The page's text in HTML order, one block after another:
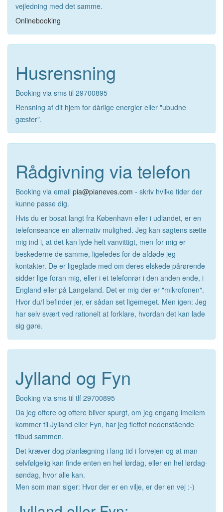
vejledning med det samme.
Onlinebooking
Husrensning
Booking via sms til 29700895
Rensning af dit hjem for dårlige energier eller "ubudne
gæster".
Rådgivning via telefon
Booking via email pia@pianeves.com - skriv hvilke tider der
kunne passe dig.
Hvis du er bosat langt fra København eller i udlandet, er en
telefonseance en alternativ mulighed. Jeg kan sagtens sætte
mig ind i, at det kan lyde helt vanvittigt, men for mig er
beskederne de samme, ligeledes for de afdøde jeg
kontakter. De er ligeglade med om deres elskede pårørende
sidder lige foran mig, eller i et telefonrør i den anden ende, i
England eller på Langeland. Det er mig der er "mikrofonen".
Hvor du/I befinder jer, er sådan set ligemeget. Men igen: Jeg
har selv svært ved rationelt at forklare, hvordan det kan lade
sig gøre.
Jylland og Fyn
Booking via sms til tlf 29700895
Da jeg oftere og oftere bliver spurgt, om jeg engang imellem
kommer til Jylland eller Fyn, har jeg flettet nedenstående
tilbud sammen.
Det kræver dog planlægning i lang tid i forvejen og at man
selvfølgelig kan finde enten en hel lørdag, eller en hel lørdag-
søndag, hvor alle kan.
Men som man siger: Hvor der er en vilje, er der en vej :-)